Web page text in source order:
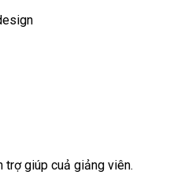
trợ giúp cuả giảng viên.